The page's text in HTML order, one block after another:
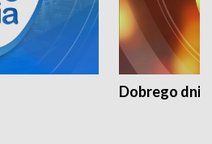
Dobrego dnia